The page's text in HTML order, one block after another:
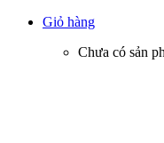
Giỏ hàng
Chưa có sản